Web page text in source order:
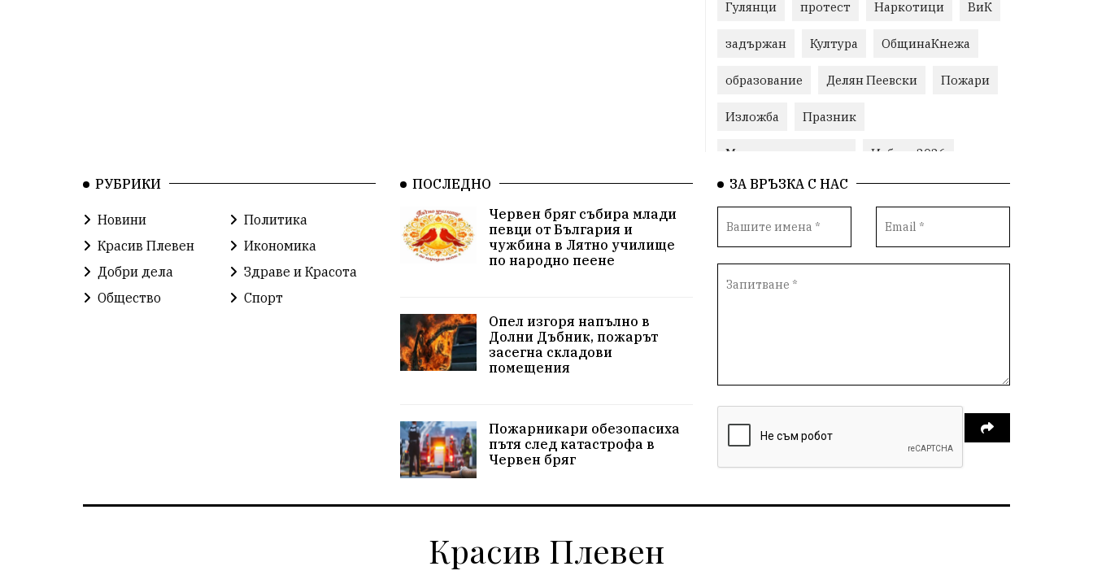
Гулянци протест Наркотици ВиК
задържан Култура ОбщинаКнежа
образование Делян Пеевски Пожари
Изложба Празник
Министерски съвет Избори2026
Корупция воден режим
ЛетниПожари ОбластПлевен
ученици ремонти Красив Плевен
Ивелин Михайлов инфраструктура
здравеопазване задържани
РУБРИКИ
Новини
Политика
Красив Плевен
Икономика
Добри дела
Здраве и Красота
Общество
Спорт
ПОСЛЕДНО
Червен бряг събира млади
певци от България и
чужбина в Лятно училище
по народно пеене
Опел изгоря напълно в
Долни Дъбник, пожарът
засегна складови
помещения
Пожарникари обезопасиха
пътя след катастрофа в
Червен бряг
ЗА ВРЪЗКА С НАС
Красив Плевен